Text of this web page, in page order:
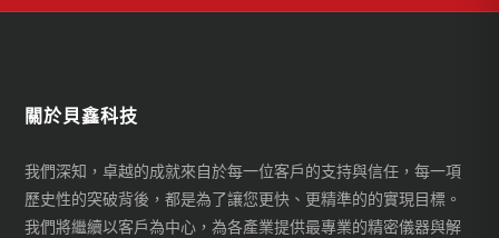
關於貝鑫科技
我們深知，卓越的成就來自於每一位客戶的支持與信任，每一項
歷史性的突破背後，都是為了讓您更快、更精準的的實現目標。
我們將繼續以客戶為中心，為各產業提供最專業的精密儀器與解